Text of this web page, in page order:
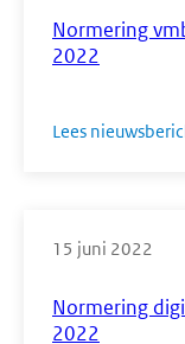
Normering
2022
Lees
Normering
2022
15 juni 2022